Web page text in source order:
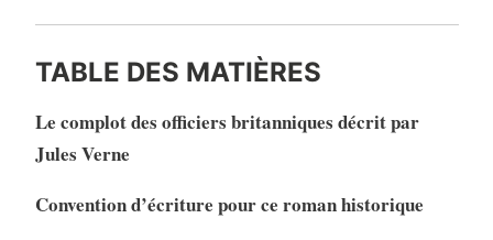
TABLE DES MATIÈRES
Le complot des officiers britanniques décrit par
Jules Verne
Convention d’écriture pour ce roman historique